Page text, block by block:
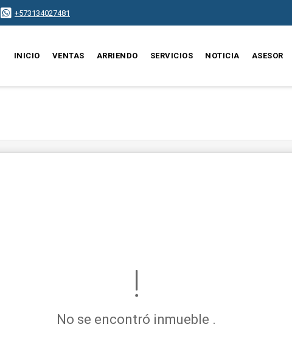
+573134027481
INICIO VENTAS ARRIENDO SERVICIOS NOTICIA ASESOR
No se encontró inmueble .